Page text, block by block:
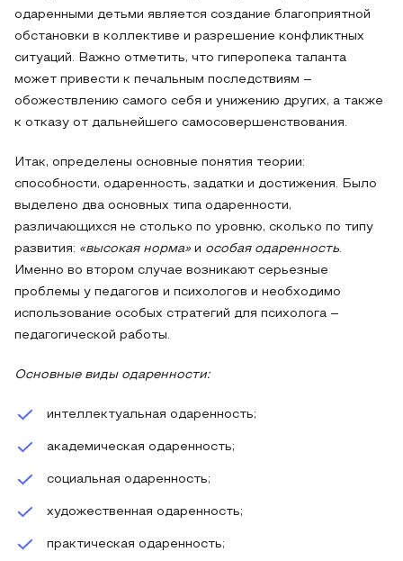
одаренными детьми является создание благоприятной
обстановки в коллективе и разрешение конфликтных
ситуаций. Важно отметить, что гиперопека таланта
может привести к печальным последствиям –
обожествлению самого себя и унижению других, а также
к отказу от дальнейшего самосовершенствования.
Итак, определены основные понятия теории:
способности, одаренность, задатки и достижения. Было
выделено два основных типа одаренности,
различающихся не столько по уровню, сколько по типу
развития: «высокая норма»и особая одаренность.
Именно во втором случае возникают серьезные
проблемы у педагогов и психологов и необходимо
использование особых стратегий для психолога –
педагогической работы.
Основные виды одаренности:
интеллектуальная одаренность;
академическая одаренность;
социальная одаренность;
художественная одаренность;
практическая одаренность;